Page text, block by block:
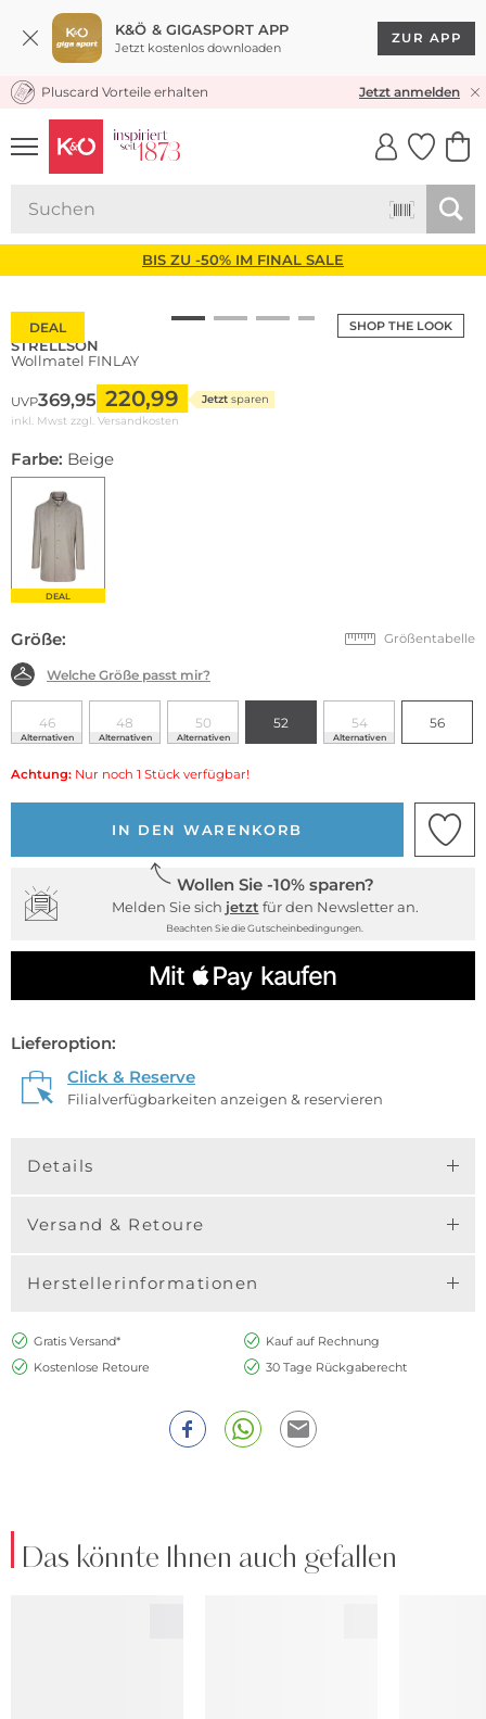
K&Ö & GIGASPORT APP
Jetzt kostenlos downloaden
ZUR APP
KOSTENLOSER VERSAND* & RÜCKVERSAND
Pluscard Vorteile erhalten Jetzt anmelden
UNSERE APP
CLICK &
BIS ZU -50% IM FINAL SALE
SHOP THE LOOK
DEAL
STRELLSON
Wollmatel FINLAY
UVP369,95 220,99 Jetzt sparen
inkl. Mwst zzgl. Versandkosten
Farbe: Beige
DEAL
Größe: Größentabelle
Welche Größe passt mir?
46
Alternativen
48
Alternativen
50
Alternativen
52 54
Alternativen
56
Achtung: Nur noch 1 Stück verfügbar!
IN DEN WARENKORB
Wollen Sie -10% sparen?
Melden Sie sich jetzt für den Newsletter an.
Beachten Sie die Gutscheinbedingungen.
Lieferoption:
Click & Reserve
Filialverfügbarkeiten anzeigen & reservieren
Details
Versand & Retoure
Herstellerinformationen
Gratis Versand*
Kauf auf Rechnung
Kostenlose Retoure
30 Tage Rückgaberecht
Das könnte Ihnen auch gefallen